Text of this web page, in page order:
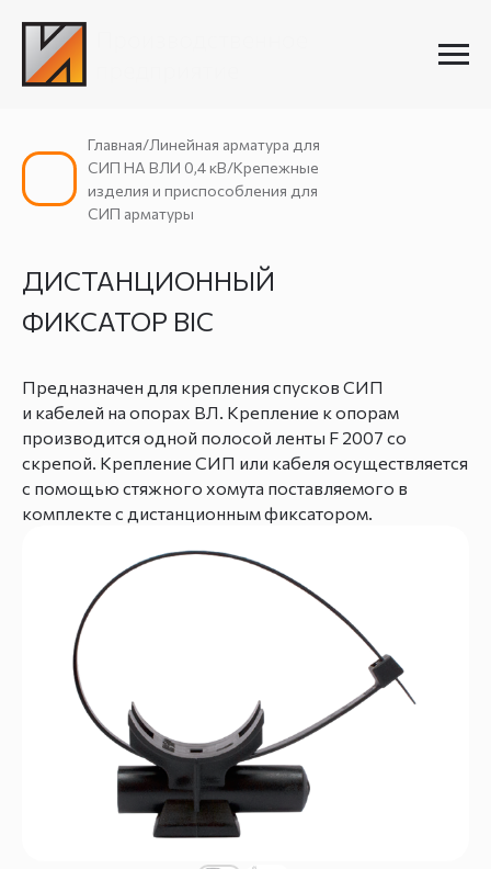
ДИСТАНЦИОННЫЙ
ФИКСАТОР BIC
Главная/Линейная арматура для
СИП НА ВЛИ 0,4 кВ/Крепежные
изделия и приспособления для
СИП арматуры
Предназначен для крепления спусков СИП
и кабелей на опорах ВЛ. Крепление к опорам
производится одной полосой ленты F 2007 со
скрепой. Крепление СИП или кабеля осуществляется
с помощью стяжного хомута поставляемого в
комплекте с дистанционным фиксатором.